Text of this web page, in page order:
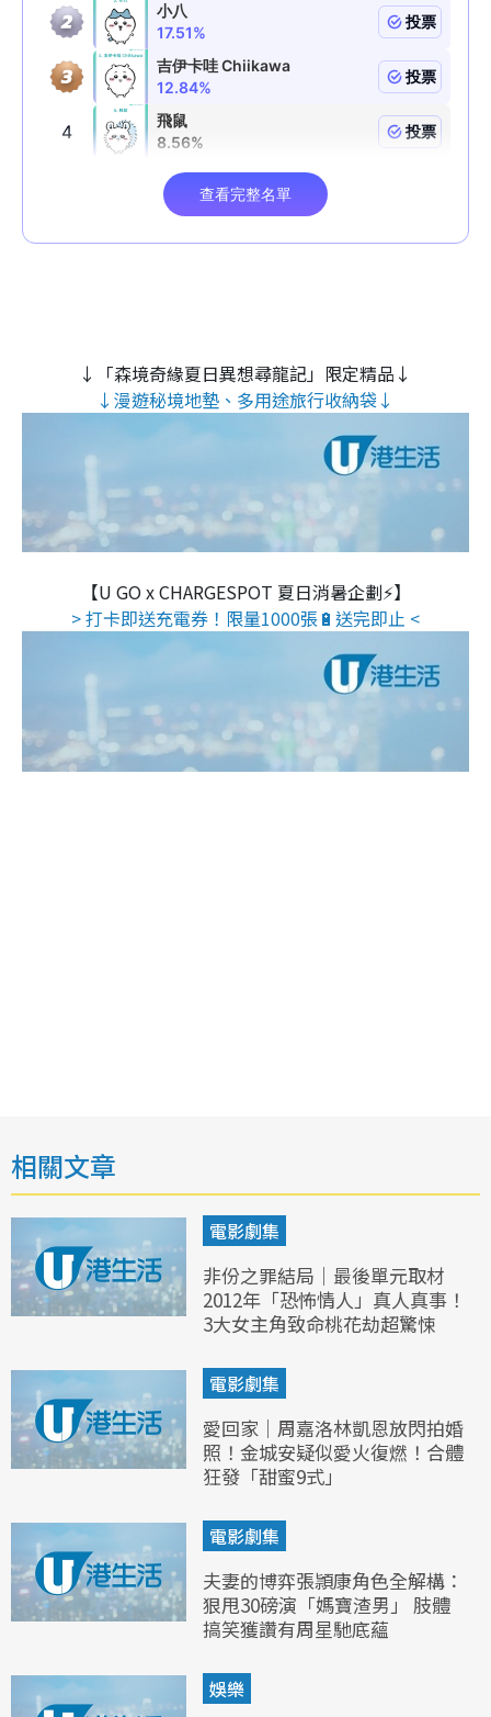
↓「森境奇緣夏日異想尋龍記」限定精品↓
↓漫遊秘境地墊、多用途旅行收納袋↓
【U GO x CHARGESPOT 夏日消暑企劃⚡】
> 打卡即送充電券！限量1000張🔋送完即止 <
相關文章
電影劇集
非份之罪結局｜最後單元取材
2012年「恐怖情人」真人真事！
3大女主角致命桃花劫超驚悚
電影劇集
愛回家｜周嘉洛林凱恩放閃拍婚
照！金城安疑似愛火復燃！合體
狂發「甜蜜9式」
電影劇集
夫妻的博弈張頴康角色全解構：
狠甩30磅演「媽寶渣男」 肢體
搞笑獲讚有周星馳底蘊
娛樂